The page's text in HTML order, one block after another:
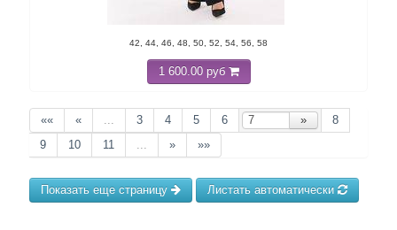
42, 44, 46, 48, 50, 52, 54, 56, 58
1 600.00 руб
«« « ... 3 4 5 6 »
8
9
10 11 ... » »»
Показать еще страницу Листать автоматически